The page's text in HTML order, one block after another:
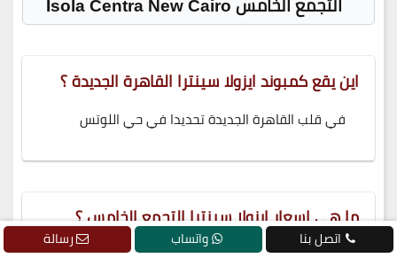
اين يقع كمبوند ايزولا سينترا القاهرة الجديدة ؟
في قلب القاهرة الجديدة تحديدا في حي اللوتس
ما هي اسعار ايزولا سينترا التجمع الخامس ؟
اتصل بنا واتساب رسالة